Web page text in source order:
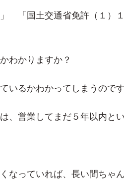
「国土交通省免許（１）１
わかりますか？
いるかわかってしまうのです
、営業してまだ５年以内とい
なっていれば、長い間ちゃ